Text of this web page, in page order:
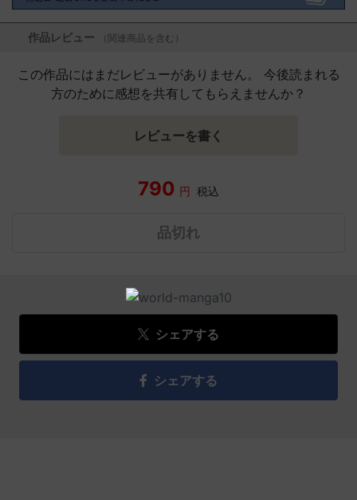
作品レビュー （関連商品を含む）
この作品にはまだレビューがありません。 今後読まれる
方のために感想を共有してもらえませんか？
レビューを書く
790 円 税込
品切れ
シェアする
シェアする